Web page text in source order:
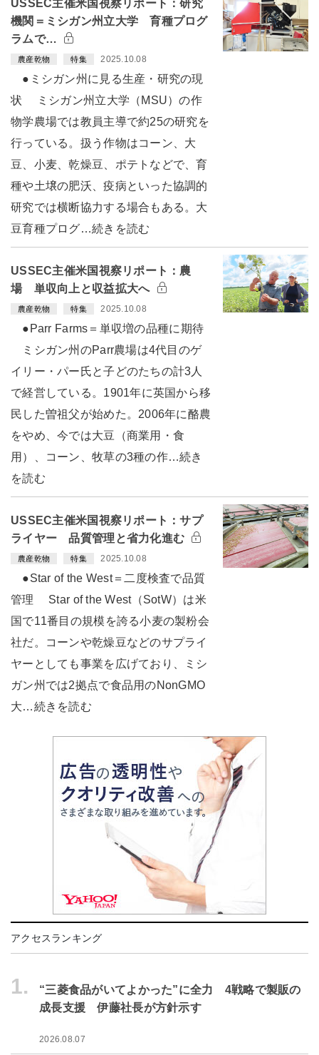
USSEC主催米国視察リポート：研究
機関＝ミシガン州立大学 育種プログ
ラムで…
農産乾物 特集 2025.10.08
●ミシガン州に見る生産・研究の現
状 ミシガン州立大学（MSU）の作
物学農場では教員主導で約25の研究を
行っている。扱う作物はコーン、大
豆、小麦、乾燥豆、ポテトなどで、育
種や土壌の肥沃、疫病といった協調的
研究では横断協力する場合もある。大
豆育種プログ…続きを読む
USSEC主催米国視察リポート：農
場 単収向上と収益拡大へ
農産乾物 特集 2025.10.08
●Parr Farms＝単収増の品種に期待
ミシガン州のParr農場は4代目のゲ
イリー・パー氏と子どのたちの計3人
で経営している。1901年に英国から移
民した曽祖父が始めた。2006年に酪農
をやめ、今では大豆（商業用・食
用）、コーン、牧草の3種の作…続き
を読む
USSEC主催米国視察リポート：サプ
ライヤー 品質管理と省力化進む
農産乾物 特集 2025.10.08
●Star of the West＝二度検査で品質
管理 Star of the West（SotW）は米
国で11番目の規模を誇る小麦の製粉会
社だ。コーンや乾燥豆などのサプライ
ヤーとしても事業を広げており、ミシ
ガン州では2拠点で食品用のNonGMO
大…続きを読む
アクセスランキング
1.
“三菱食品がいてよかった”に全力 4戦略で製販の
成長支援 伊藤社長が方針示す
2026.08.07